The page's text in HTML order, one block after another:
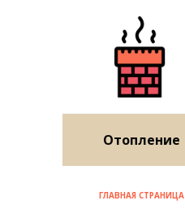
Отопление
ГЛАВНАЯ СТРАНИЦА